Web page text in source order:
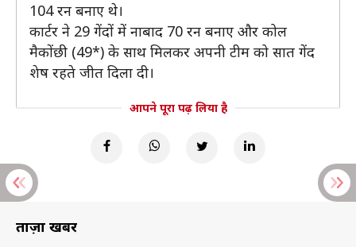
104 रन बनाए थे।
कार्टर ने 29 गेंदों में नाबाद 70 रन बनाए और कोल
मैकोंछी (49*) के साथ मिलकर अपनी टीम को सात गेंद
शेष रहते जीत दिला दी।
आपने पूरा पढ़ लिया है
ताज़ा खबरें